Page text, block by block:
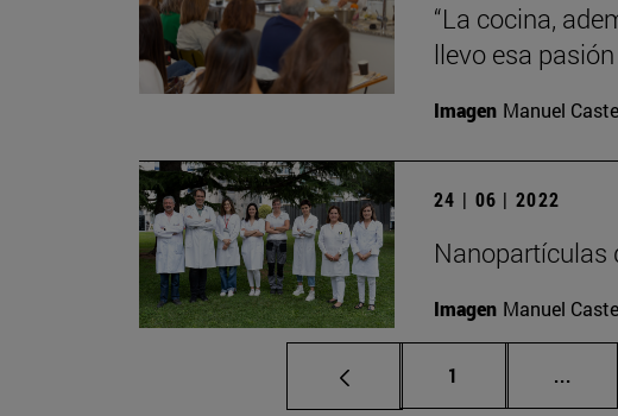
“La cocina,
llevo esa
Imagen Manuel
24 | 06 | 2022
Nanopartículas
Imagen Manuel
Página
1 ...